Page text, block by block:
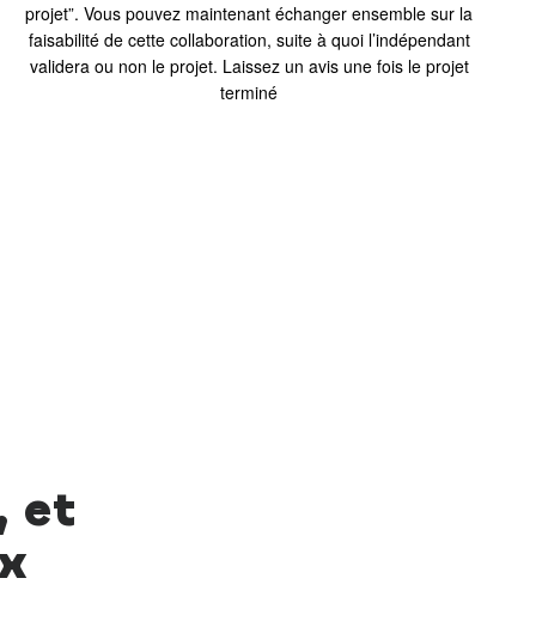
projet”. Vous pouvez maintenant échanger ensemble sur la
faisabilité de cette collaboration, suite à quoi l’indépendant
validera ou non le projet. Laissez un avis une fois le projet
terminé
et